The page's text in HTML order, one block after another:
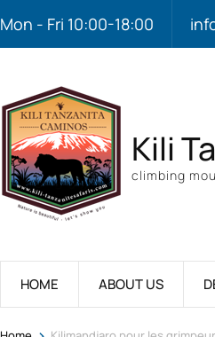
Mon - Fri 10:00-18:00
Kili
climbing
HOME ABOUT US